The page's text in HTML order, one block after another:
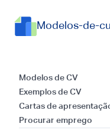
Modelos-de-
Modelos de CV
Exemplos de CV
Cartas de
Procurar emprego
Redigir